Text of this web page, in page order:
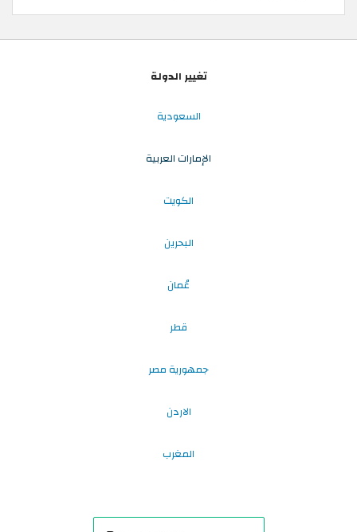
تغيير الدولة
السعودية
الإمارات العربية
الكويت
البحرين
عُمان
قطر
جمهورية مصر
الاردن
المغرب